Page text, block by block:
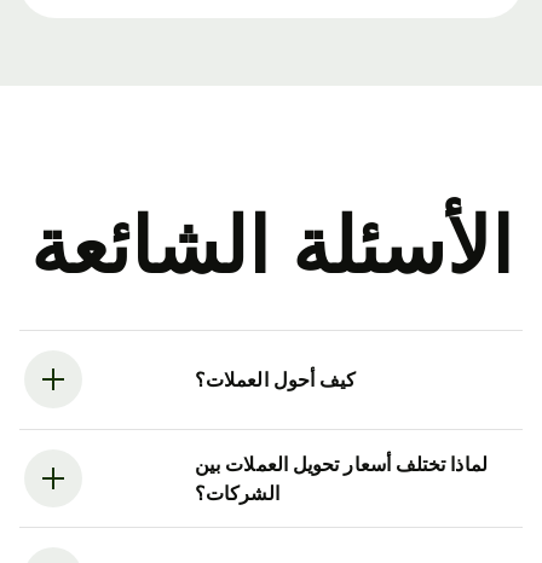
الأسئلة الشائعة
كيف أحول العملات؟
لماذا تختلف أسعار تحويل العملات بين
الشركات؟